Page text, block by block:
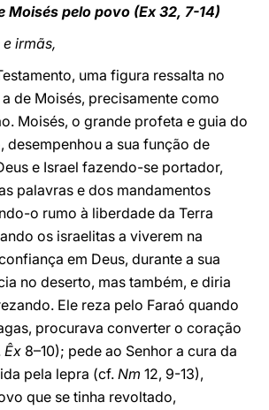
Moisés pelo povo (Ex 32, 7-14)
irmãs,
uma figura ressalta no
de Moisés, precisamente como
Moisés, o grande profeta e guia do
desempenhou a sua função de
e Israel fazendo-se portador,
palavras e dos mandamentos
o rumo à liberdade da Terra
os israelitas a viverem na
em Deus, durante a sua
no deserto, mas também, e diria
Ele reza pelo Faraó quando
procurava converter o coração
Êx 8–10); pede ao Senhor a cura da
pela lepra (cf. Nm 12, 9-13),
que se tinha revoltado,